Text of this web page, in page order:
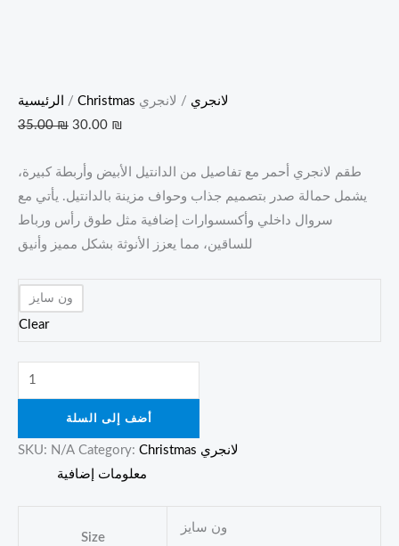
الرئيسية / Christmas لانجري / لانجري
35.00₪ 30.00 ₪
طقم لانجري أحمر مع تفاصيل من الدانتيل الأبيض وأربطة كبيرة،
يشمل حمالة صدر بتصميم جذاب وحواف مزينة بالدانتيل. يأتي مع
سروال داخلي وأكسسوارات إضافية مثل طوق رأس ورباط
للساقين، مما يعزز الأنوثة بشكل مميز وأنيق
ون سايز
Clear
أضف إلى السلة
SKU: N/A Category:
Christmas لانجري
معلومات إضافية
Size
ون سايز